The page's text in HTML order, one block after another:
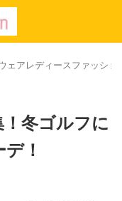
アレディースファッショ
冬ゴルフに
！